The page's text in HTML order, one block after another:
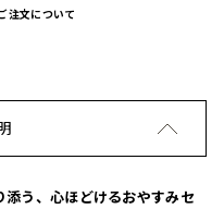
注文について
添う、心ほどけるおやすみセ